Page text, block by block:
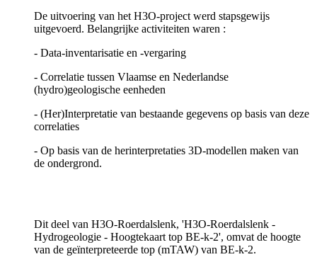
De uitvoering van het H3O-project werd stapsgewijs
uitgevoerd. Belangrijke activiteiten waren :
- Data-inventarisatie en -vergaring
- Correlatie tussen Vlaamse en Nederlandse
(hydro)geologische eenheden
- (Her)Interpretatie van bestaande gegevens op basis van deze
correlaties
- Op basis van de herinterpretaties 3D-modellen maken van
de ondergrond.
Dit deel van H3O-Roerdalslenk, 'H3O-Roerdalslenk -
Hydrogeologie - Hoogtekaart top BE-k-2', omvat de hoogte
van de geïnterpreteerde top (mTAW) van BE-k-2.